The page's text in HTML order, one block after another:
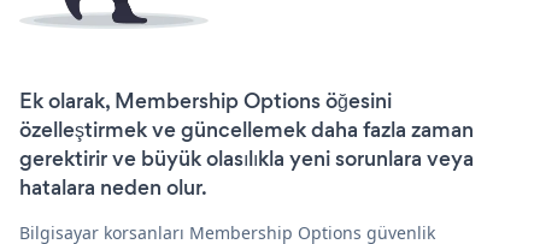
Ek olarak, Membership Options öğesini
özelleştirmek ve güncellemek daha fazla zaman
gerektirir ve büyük olasılıkla yeni sorunlara veya
hatalara neden olur.
Bilgisayar korsanları Membership Options güvenlik